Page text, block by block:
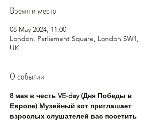
Время и место
08 May 2024, 11:00
London, Parliament Square, London SW1,
UK
О событии
8 мая в честь VE-day (Дня Победы в
Европе) Музейный кот приглашает
взрослых слушателей вас посетить